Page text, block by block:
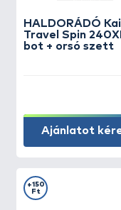
HALDORÁDÓ
Travel Spin
bot + orsó szett
Ajánlatot
+150
Ft